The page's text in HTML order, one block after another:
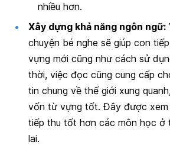
nhiều hơn.
Xây dựng khả năng ngôn ngữ:
chuyện bé nghe sẽ giúp con
vựng mới cũng như cách sử
thời, việc đọc cũng cung cấp
tin chung về thế giới xung
vốn từ vựng tốt. Đây được xem
tiếp thu tốt hơn các môn học ở
lai.